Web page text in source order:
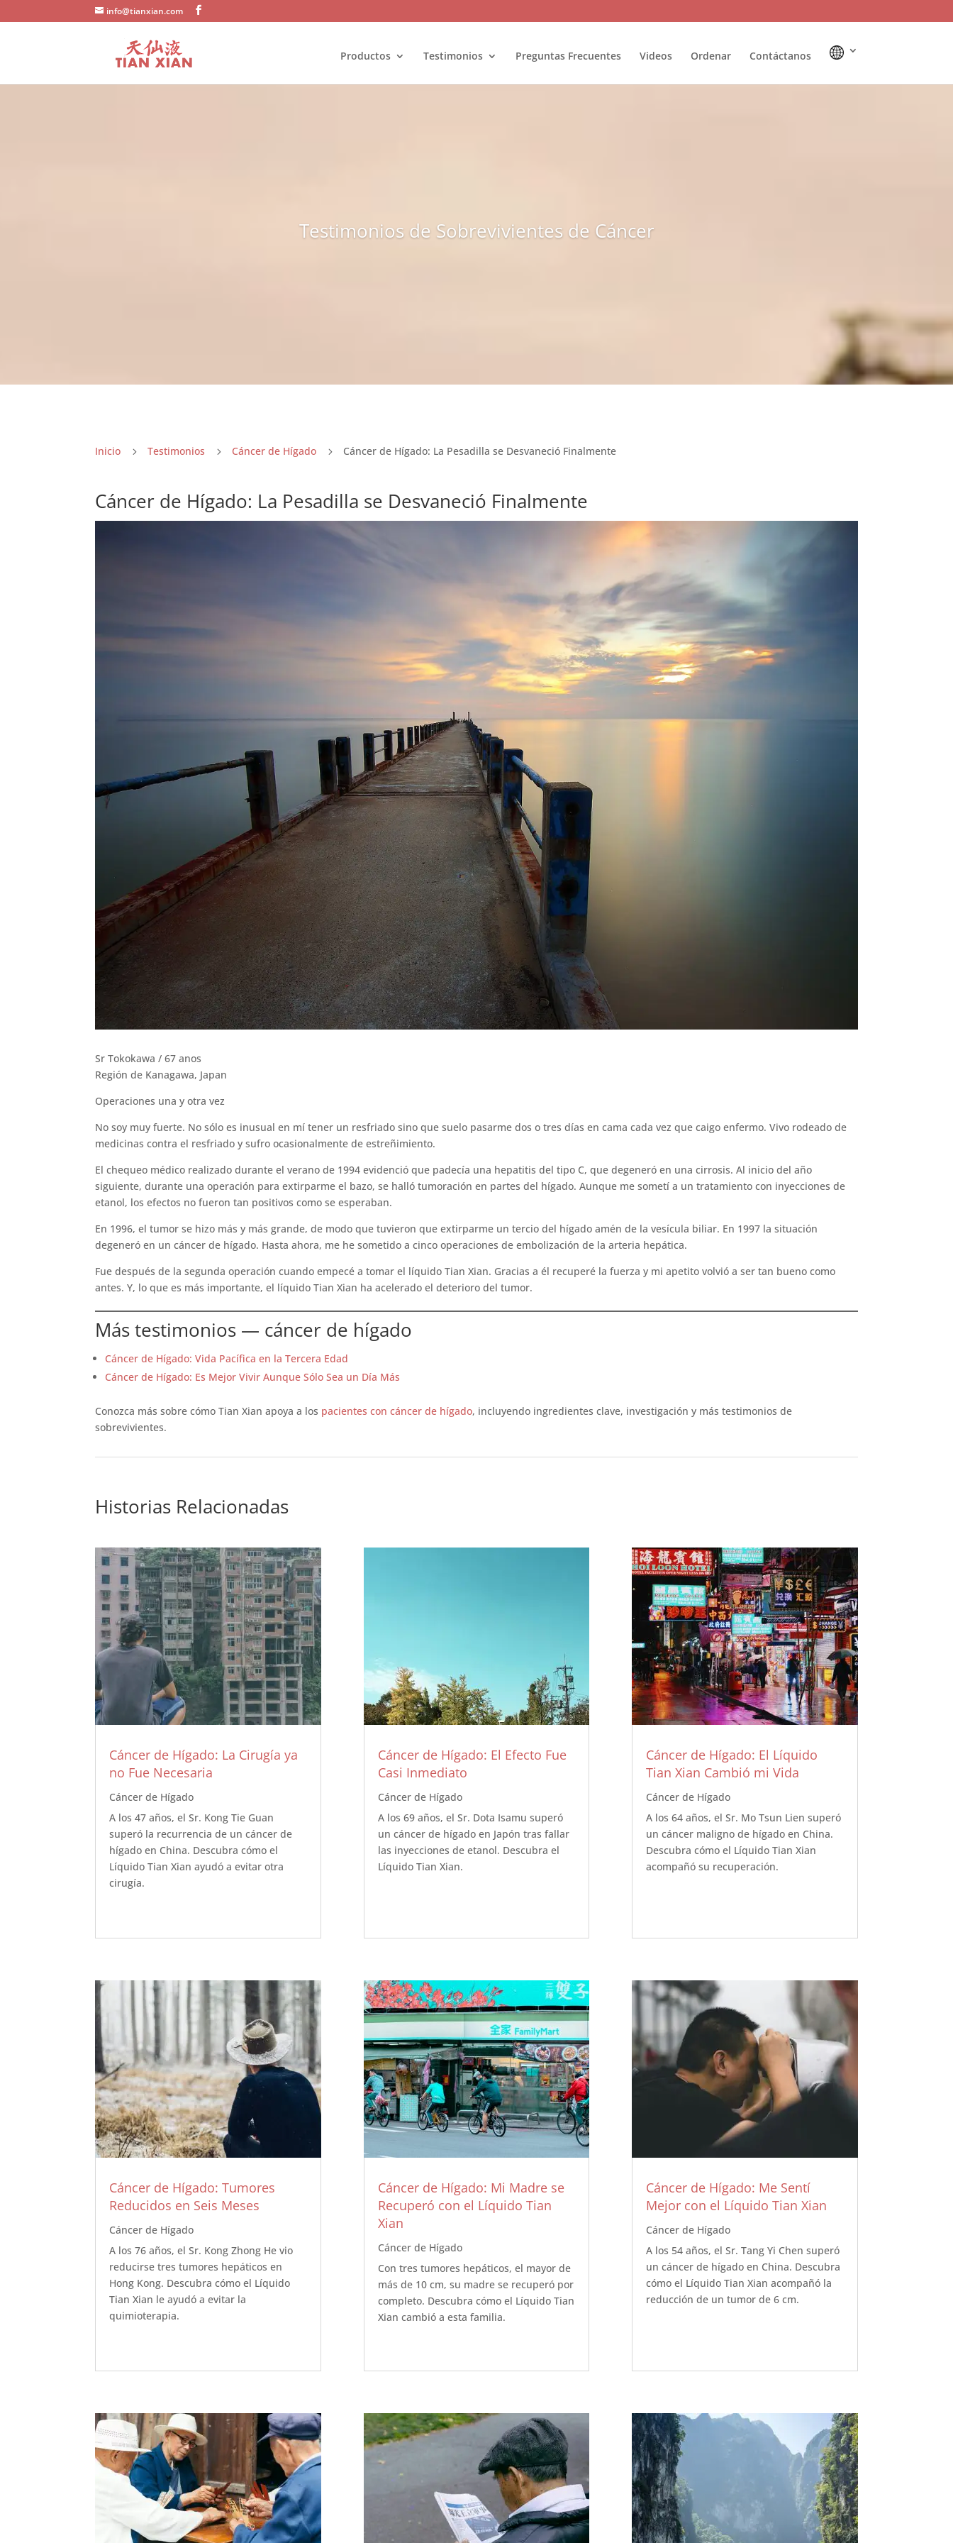
info@tianxian.com
Productos Testimonios Preguntas Frecuentes Videos Ordenar Contáctanos
Testimonios de Sobrevivientes de Cáncer
Inicio 5 Testimonios 5 Cáncer de Hígado 5 Cáncer de Hígado: La Pesadilla se Desvaneció Finalmente
Cáncer de Hígado: La Pesadilla se Desvaneció Finalmente
Sr Tokokawa / 67 anos
Región de Kanagawa, Japan
Operaciones una y otra vez
No soy muy fuerte. No sólo es inusual en mí tener un resfriado sino que suelo pasarme dos o tres días en cama cada vez que caigo enfermo. Vivo rodeado de
medicinas contra el resfriado y sufro ocasionalmente de estreñimiento.
El chequeo médico realizado durante el verano de 1994 evidenció que padecía una hepatitis del tipo C, que degeneró en una cirrosis. Al inicio del año
siguiente, durante una operación para extirparme el bazo, se halló tumoración en partes del hígado. Aunque me sometí a un tratamiento con inyecciones de
etanol, los efectos no fueron tan positivos como se esperaban.
En 1996, el tumor se hizo más y más grande, de modo que tuvieron que extirparme un tercio del hígado amén de la vesícula biliar. En 1997 la situación
degeneró en un cáncer de hígado. Hasta ahora, me he sometido a cinco operaciones de embolización de la arteria hepática.
Fue después de la segunda operación cuando empecé a tomar el líquido Tian Xian. Gracias a él recuperé la fuerza y mi apetito volvió a ser tan bueno como
antes. Y, lo que es más importante, el líquido Tian Xian ha acelerado el deterioro del tumor.
Más testimonios — cáncer de hígado
Cáncer de Hígado: Vida Pacífica en la Tercera Edad
Cáncer de Hígado: Es Mejor Vivir Aunque Sólo Sea un Día Más
Conozca más sobre cómo Tian Xian apoya a los pacientes con cáncer de hígado, incluyendo ingredientes clave, investigación y más testimonios de
sobrevivientes.
Historias Relacionadas
Cáncer de Hígado: La Cirugía ya
no Fue Necesaria
Cáncer de Hígado
A los 47 años, el Sr. Kong Tie Guan
superó la recurrencia de un cáncer de
hígado en China. Descubra cómo el
Líquido Tian Xian ayudó a evitar otra
cirugía.
Cáncer de Hígado: Tumores
Reducidos en Seis Meses
Cáncer de Hígado
A los 76 años, el Sr. Kong Zhong He vio
reducirse tres tumores hepáticos en
Hong Kong. Descubra cómo el Líquido
Tian Xian le ayudó a evitar la
quimioterapia.
Cáncer de Hígado: El Efecto Fue
Casi Inmediato
Cáncer de Hígado
A los 69 años, el Sr. Dota Isamu superó
un cáncer de hígado en Japón tras fallar
las inyecciones de etanol. Descubra el
Líquido Tian Xian.
Cáncer de Hígado: Mi Madre se
Recuperó con el Líquido Tian
Xian
Cáncer de Hígado
Con tres tumores hepáticos, el mayor de
más de 10 cm, su madre se recuperó por
completo. Descubra cómo el Líquido Tian
Xian cambió a esta familia.
Cáncer de Hígado: El Líquido
Tian Xian Cambió mi Vida
Cáncer de Hígado
A los 64 años, el Sr. Mo Tsun Lien superó
un cáncer maligno de hígado en China.
Descubra cómo el Líquido Tian Xian
acompañó su recuperación.
Cáncer de Hígado: Me Sentí
Mejor con el Líquido Tian Xian
Cáncer de Hígado
A los 54 años, el Sr. Tang Yi Chen superó
un cáncer de hígado en China. Descubra
cómo el Líquido Tian Xian acompañó la
reducción de un tumor de 6 cm.